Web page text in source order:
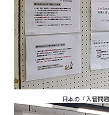
日本の「入管問